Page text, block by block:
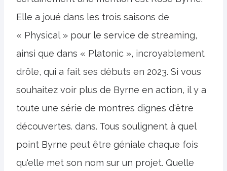
Elle a joué dans les trois saisons de
« Physical » pour le service de streaming,
ainsi que dans « Platonic », incroyablement
drôle, qui a fait ses débuts en 2023. Si vous
souhaitez voir plus de Byrne en action, il y a
toute une série de montres dignes d'être
découvertes. dans. Tous soulignent à quel
point Byrne peut être géniale chaque fois
qu'elle met son nom sur un projet. Quelle